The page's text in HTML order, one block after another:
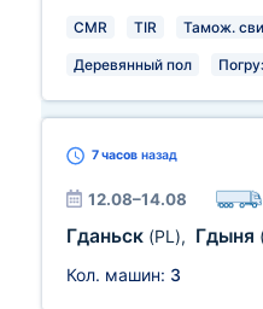
CMR TIR Тамож.
Деревянный пол
7 часов назад
12.08–14.08
Гданьск (PL), Гдыня
Кол. машин: 3